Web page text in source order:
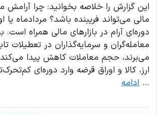
این گزارش را خلاصه بخوانید: چرا آرامش
مالی می‌تواند فریبنده باشد؟ مردادماه یا
دوره‌ای آرام در بازارهای مالی همراه است.
معامله‌گران و سرمایه‌گذاران در تعطیلات
می‌برند، حجم معاملات کاهش پیدا می‌کند
ارز، کالا و اوراق قرضه وارد دوره‌ای
… ادامه